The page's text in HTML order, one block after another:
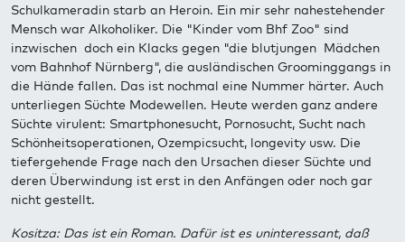
Schulkameradin starb an Heroin. Ein mir sehr nahestehender
Mensch war Alkoholiker. Die "Kinder vom Bhf Zoo" sind
inzwischen doch ein Klacks gegen "die blutjungen Mädchen
vom Bahnhof Nürnberg", die ausländischen Groominggangs in
die Hände fallen. Das ist nochmal eine Nummer härter. Auch
unterliegen Süchte Modewellen. Heute werden ganz andere
Süchte virulent: Smartphonesucht, Pornosucht, Sucht nach
Schönheitsoperationen, Ozempicsucht, longevity usw. Die
tiefergehende Frage nach den Ursachen dieser Süchte und
deren Überwindung ist erst in den Anfängen oder noch gar
nicht gestellt.
Kositza: Das ist ein Roman. Dafür ist es uninteressant, daß